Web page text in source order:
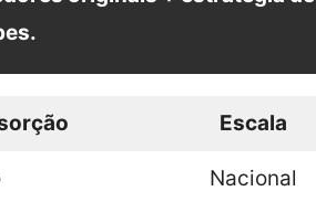
Escala
Nacional